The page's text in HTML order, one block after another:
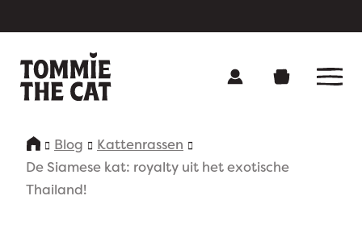
Onze producten
Over Tommie
Blog
Kattenrassen
De Siamese kat: royalty uit het exotische
Thailand!